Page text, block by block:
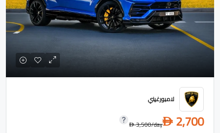
لامبورغيني
D 2,700
D3,500/day